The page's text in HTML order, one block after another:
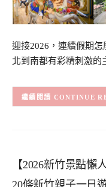
迎接2026，連續假期
北到南都有彩精刺激
CONTINUE
【2026新竹景點懶